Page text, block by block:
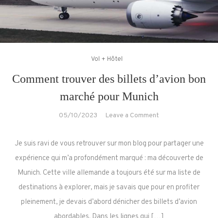
Vol + Hôtel
Comment trouver des billets d’avion bon
marché pour Munich
05/10/2023 Leave a Comment
trouver
d’avion
bon
marché
pour
Je suis ravi de vous retrouver sur mon blog pour partager une
expérience qui m’a profondément marqué : ma découverte de
Munich. Cette ville allemande a toujours été sur ma liste de
destinations à explorer, mais je savais que pour en profiter
pleinement, je devais d’abord dénicher des billets d’avion